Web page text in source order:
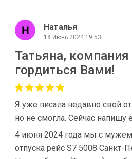
Наталья
18 Июнь 2024 19:53
Татьяна,
гордиться Вами!
Я уже писала недавно свой
но не смогла. Сейчас напишу
4 июня 2024 года мы с
отпуска рейс S7 5008 Санкт-